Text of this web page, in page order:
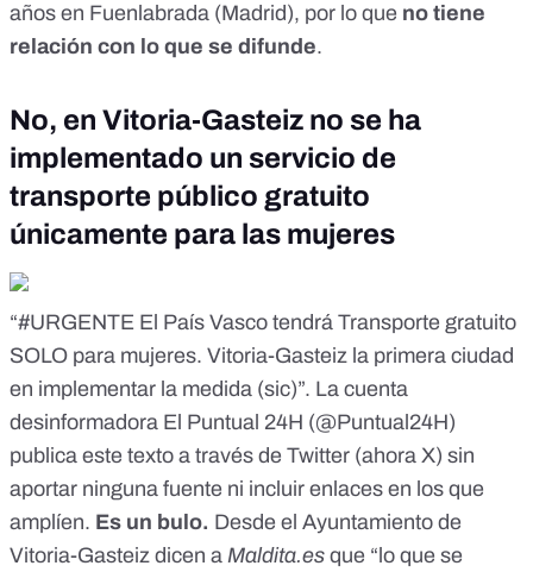
años en Fuenlabrada (Madrid), por lo que no tiene
relación con lo que se difunde.
No, en Vitoria-Gasteiz no se ha
implementado un servicio de
transporte público gratuito
únicamente para las mujeres
“#URGENTE El País Vasco tendrá Transporte gratuito
SOLO para mujeres. Vitoria-Gasteiz la primera ciudad
en implementar la medida (sic)”. La cuenta
desinformadora El Puntual 24H (@Puntual24H)
publica este texto a través de Twitter (ahora X) sin
aportar ninguna fuente ni incluir enlaces en los que
amplíen. Es un bulo. Desde el Ayuntamiento de
Vitoria-Gasteiz dicen a Maldita.es que “lo que se